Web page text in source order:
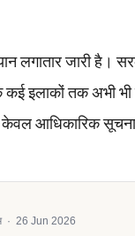
लगातार जारी है।
कई इलाकों तक अभी
आधिकारिक
· 26 Jun 2026